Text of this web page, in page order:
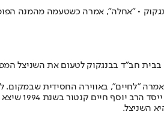
• "אחלה", אמרה כשטעמה מהמנה
בבית חב"ד בבנגקוק לטעום את השניצל
"לחיים", באווירה החסידית
בית חב"ד
השניצל.